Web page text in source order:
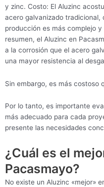
y zinc. Costo: El Aluzinc
acero galvanizado tradicional,
producción es más complejo
resumen, el Aluzinc en
a la corrosión que el acero
una mayor resistencia al
Sin embargo, es más costoso
Por lo tanto, es importante
más adecuado para cada
presente las necesidades
¿Cuál es el
Pacasmayo?
No existe un Aluzinc «mejor»